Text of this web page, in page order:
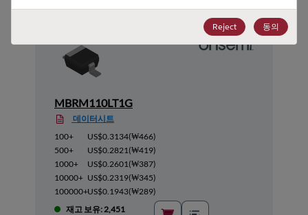
MBRM110LT1G
데이터시트
100+
US$0.3134(₩466)
500+
US$0.2821(₩419)
1000+
US$0.2601(₩387)
10000+ US$0.2319(₩345)
100000+US$0.1943(₩289)
재고 보유: 2,451
Reject 동의